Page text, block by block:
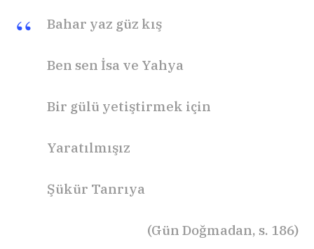
Bahar yaz güz kış
Ben sen İsa ve Yahya
Bir gülü yetiştirmek için
Yaratılmışız
Şükür Tanrıya
(Gün Doğmadan, s. 186)